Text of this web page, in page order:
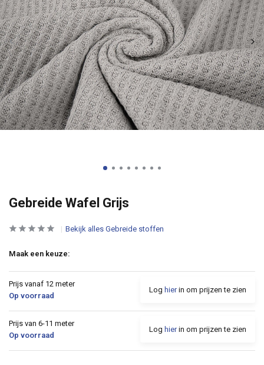
Gebreide Wafel Grijs
Bekijk alles Gebreide stoffen
Maak een keuze:
Prijs vanaf 12 meter
Op voorraad
Log hierin om prijzen te zien
Prijs van 6-11 meter
Op voorraad
Log hierin om prijzen te zien